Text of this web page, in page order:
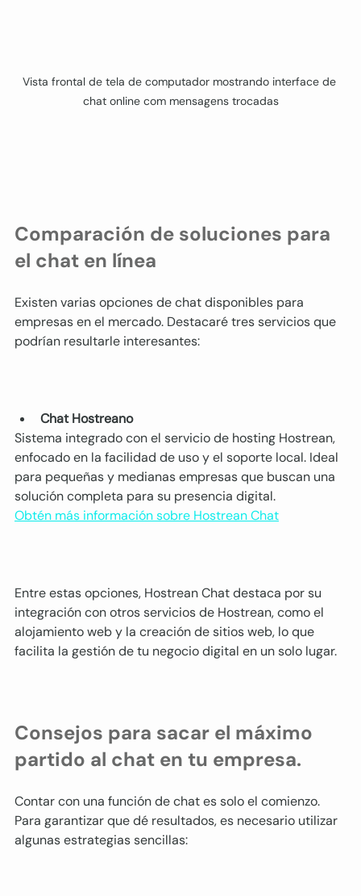
Vista frontal de tela de computador mostrando interface de
chat online com mensagens trocadas
Comparación de soluciones para
el chat en línea
Existen varias opciones de chat disponibles para
empresas en el mercado. Destacaré tres servicios que
podrían resultarle interesantes:
Chat Hostreano
Sistema integrado con el servicio de hosting Hostrean,
enfocado en la facilidad de uso y el soporte local. Ideal
para pequeñas y medianas empresas que buscan una
solución completa para su presencia digital.
Obtén más información sobre Hostrean Chat
Entre estas opciones, Hostrean Chat destaca por su
integración con otros servicios de Hostrean, como el
alojamiento web y la creación de sitios web, lo que
facilita la gestión de tu negocio digital en un solo lugar.
Consejos para sacar el máximo
partido al chat en tu empresa.
Contar con una función de chat es solo el comienzo.
Para garantizar que dé resultados, es necesario utilizar
algunas estrategias sencillas: